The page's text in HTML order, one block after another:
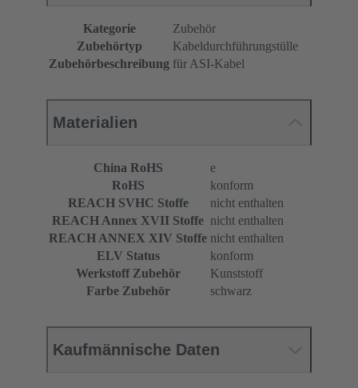
Kategorie
Zubehör
Zubehörtyp
Kabeldurchführungstülle
Zubehörbeschreibung für ASI-Kabel
Materialien
China RoHS
e
RoHS
konform
REACH SVHC Stoffe
nicht enthalten
REACH Annex XVII Stoffe nicht enthalten
REACH ANNEX XIV Stoffe nicht enthalten
ELV Status
konform
Werkstoff Zubehör
Kunststoff
Farbe Zubehör
schwarz
Kaufmännische Daten